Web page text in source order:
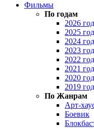
Фильмы
По годам
2026 год
2025 год
2024 год
2023 год
2022 год
2021 год
2020 год
2019 год
По Жанрам
Арт-
Боевик